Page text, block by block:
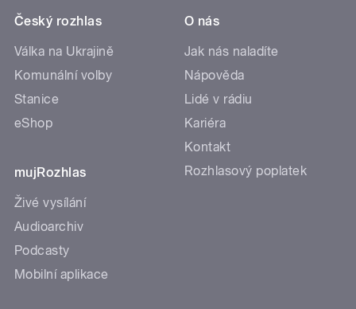
Český rozhlas
Válka na Ukrajině
Komunální volby
Stanice
eShop
mujRozhlas
Živé vysílání
Audioarchiv
Podcasty
Mobilní aplikace
O nás
Jak nás naladíte
Nápověda
Lidé v rádiu
Kariéra
Kontakt
Rozhlasový poplatek